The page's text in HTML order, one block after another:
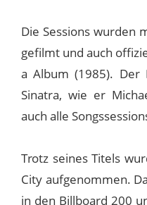
Die Sessions wurden
gefilmt und auch
a Album (1985). Der
Sinatra, wie er
auch alle
Trotz seines Titels
City aufgenommen.
in den Billboard 200